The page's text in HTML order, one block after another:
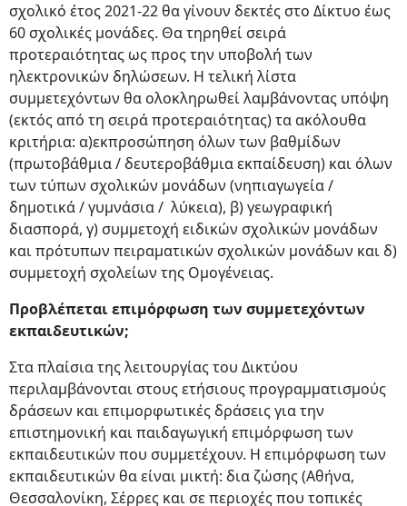
σχολικό έτος 2021-22 θα γίνουν δεκτές στο Δίκτυο έως
60 σχολικές μονάδες. Θα τηρηθεί σειρά
προτεραιότητας ως προς την υποβολή των
ηλεκτρονικών δηλώσεων. Η τελική λίστα
συμμετεχόντων θα ολοκληρωθεί λαμβάνοντας υπόψη
(εκτός από τη σειρά προτεραιότητας) τα ακόλουθα
κριτήρια: α)εκπροσώπηση όλων των βαθμίδων
(πρωτοβάθμια / δευτεροβάθμια εκπαίδευση) και όλων
των τύπων σχολικών μονάδων (νηπιαγωγεία /
δημοτικά / γυμνάσια / λύκεια), β) γεωγραφική
διασπορά, γ) συμμετοχή ειδικών σχολικών μονάδων
και πρότυπων πειραματικών σχολικών μονάδων και δ)
συμμετοχή σχολείων της Ομογένειας.
Προβλέπεται επιμόρφωση των συμμετεχόντων
εκπαιδευτικών;
Στα πλαίσια της λειτουργίας του Δικτύου
περιλαμβάνονται στους ετήσιους προγραμματισμούς
δράσεων και επιμορφωτικές δράσεις για την
επιστημονική και παιδαγωγική επιμόρφωση των
εκπαιδευτικών που συμμετέχουν. Η επιμόρφωση των
εκπαιδευτικών θα είναι μικτή: δια ζώσης (Αθήνα,
Θεσσαλονίκη, Σέρρες και σε περιοχές που τοπικές